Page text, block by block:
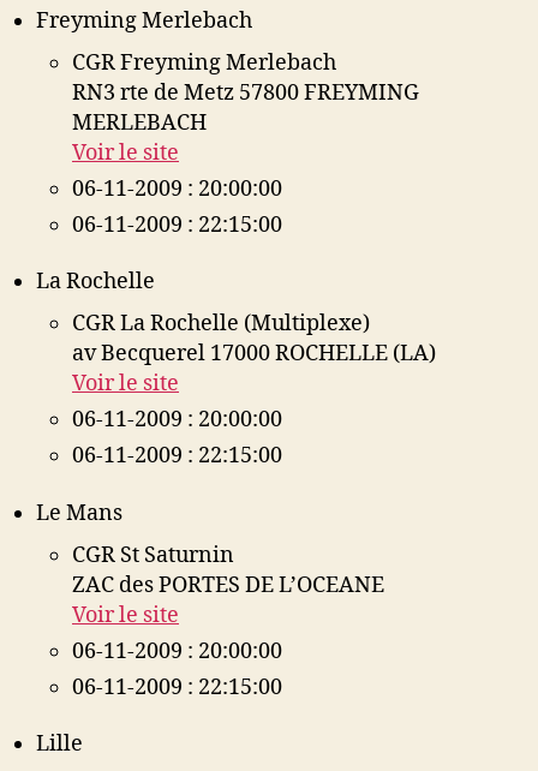
Freyming Merlebach
CGR Freyming Merlebach
RN3 rte de Metz 57800 FREYMING
MERLEBACH
Voir le site
06-11-2009 : 20:00:00
06-11-2009 : 22:15:00
La Rochelle
CGR La Rochelle (Multiplexe)
av Becquerel 17000 ROCHELLE (LA)
Voir le site
06-11-2009 : 20:00:00
06-11-2009 : 22:15:00
Le Mans
CGR St Saturnin
ZAC des PORTES DE L’OCEANE
Voir le site
06-11-2009 : 20:00:00
06-11-2009 : 22:15:00
Lille